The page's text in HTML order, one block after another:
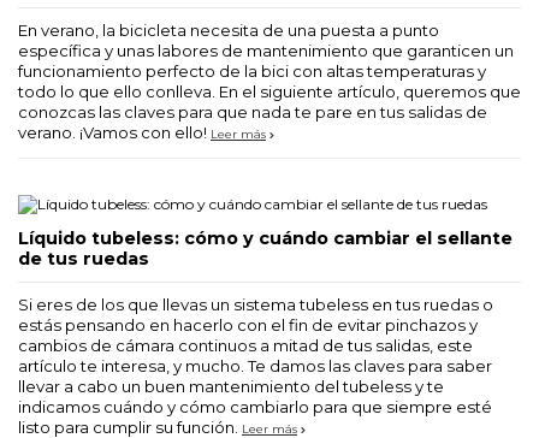
En verano, la bicicleta necesita de una puesta a punto
específica y unas labores de mantenimiento que garanticen un
funcionamiento perfecto de la bici con altas temperaturas y
todo lo que ello conlleva. En el siguiente artículo, queremos que
conozcas las claves para que nada te pare en tus salidas de
verano. ¡Vamos con ello! Leer más
Líquido tubeless: cómo y cuándo cambiar el sellante
de tus ruedas
Si eres de los que llevas un sistema tubeless en tus ruedas o
estás pensando en hacerlo con el fin de evitar pinchazos y
cambios de cámara continuos a mitad de tus salidas, este
artículo te interesa, y mucho. Te damos las claves para saber
llevar a cabo un buen mantenimiento del tubeless y te
indicamos cuándo y cómo cambiarlo para que siempre esté
listo para cumplir su función.
Leer más